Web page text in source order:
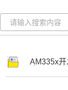
天猫商城
淘宝商城
新闻中心
技术论坛
AM335x